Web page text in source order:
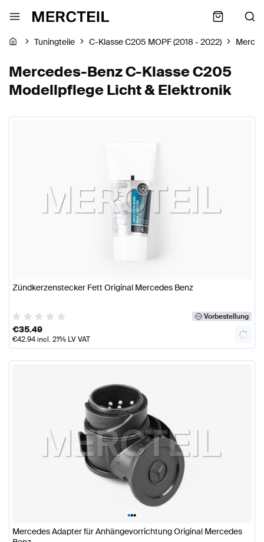
Tuningteile C-Klasse C205 MOPF (2018 - 2022)
Mercedes-Benz C-Klasse C205
Modellpflege Licht & Elektronik
Zündkerzenstecker Fett Original Mercedes Benz
Vorbestellung
€35.49
€42.94incl. 21% LV VAT
•••
Mercedes Adapter für Anhängevorrichtung Original Mercedes